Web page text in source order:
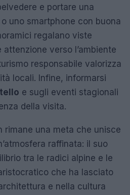
e portare una
uno smartphone con buona
regalano viste
verso l’ambiente
responsabile valorizza
locali. Infine, informarsi
e sugli eventi stagionali
della visita.
rimane una meta che unisce
raffinata: il suo
tra le radici alpine e le
che ha lasciato
e nella cultura